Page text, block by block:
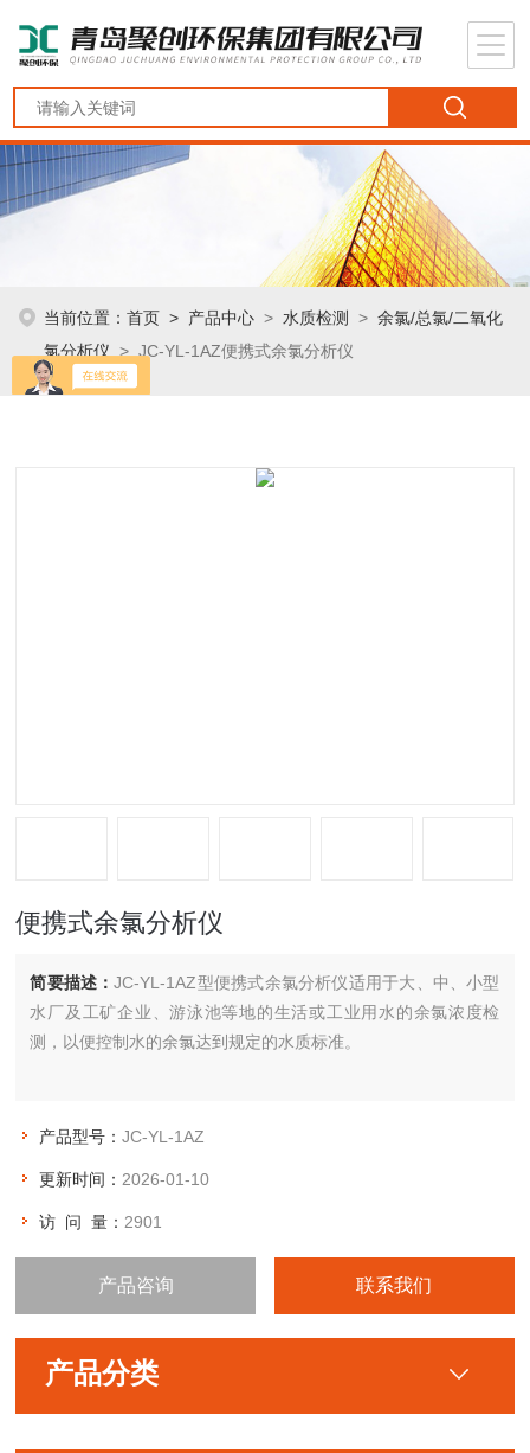
当前位置：首页 > 产品中心 >水质检测 >余氯/总氯/二氧化
氯分析仪 > JC-YL-1AZ便携式余氯分析仪
便携式余氯分析仪
简要描述：JC-YL-1AZ型便携式余氯分析仪适用于大、中、小型
水厂及工矿企业、游泳池等地的生活或工业用水的余氯浓度检
测，以便控制水的余氯达到规定的水质标准。
产品型号：JC-YL-1AZ
更新时间： 2026-01-10
访 问 量： 2901
产品咨询 联系我们
产品分类